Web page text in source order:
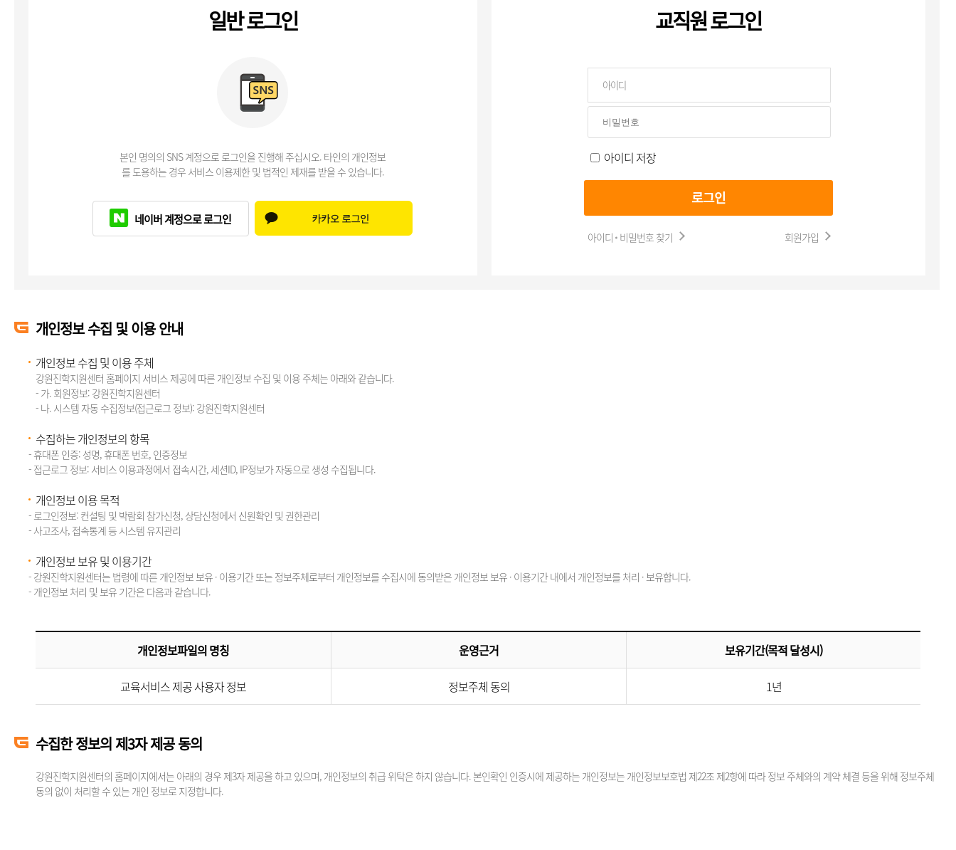
일반 로그인
본인 명의의 SNS 계정으로 로그인을 진행해 주십시오. 타인의 개인정보
를 도용하는 경우 서비스 이용제한 및 법적인 제재를 받을 수 있습니다.
네이버 계정으로 로그인
교직원 로그인
아이디 저장
로그인
아이디 비밀번호 찾기 회원가입
개인정보 수집 및 이용 안내
개인정보 수집 및 이용 주체
강원진학지원센터 홈페이지 서비스 제공에 따른 개인정보 수집 및 이용 주체는 아래와 같습니다.
- 가. 회원정보: 강원진학지원센터
- 나. 시스템 자동 수집정보(접근로그 정보): 강원진학지원센터
수집하는 개인정보의 항목
- 휴대폰 인증: 성명, 휴대폰 번호, 인증정보
- 접근로그 정보: 서비스 이용과정에서 접속시간, 세션ID, IP정보가 자동으로 생성 수집됩니다.
개인정보 이용 목적
- 로그인정보: 컨설팅 및 박람회 참가신청, 상담신청에서 신원확인 및 권한관리
- 사고조사, 접속통계 등 시스템 유지관리
개인정보 보유 및 이용기간
- 강원진학지원센터는 법령에 따른 개인정보 보유 · 이용기간 또는 정보주체로부터 개인정보를 수집시에 동의받은 개인정보 보유 · 이용기간 내에서 개인정보를 처리 · 보유합니다.
- 개인정보 처리 및 보유 기간은 다음과 같습니다.
개인정보파일의 명칭 운영근거 보유기간(목적 달성시)
교육서비스 제공 사용자 정보 정보주체 동의 1년
수집한 정보의 제3자 제공 동의
강원진학지원센터의 홈페이지에서는 아래의 경우 제3자 제공을 하고 있으며, 개인정보의 취급 위탁은 하지 않습니다. 본인확인 인증시에 제공하는 개인정보는 개인정보보호법 제22조 제2항에 따라 정보 주체와의 계약 체결 등을 위해 정보주체
동의 없이 처리할 수 있는 개인 정보로 지정합니다.